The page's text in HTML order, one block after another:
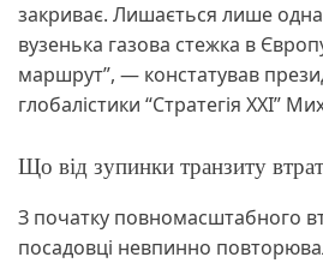
закриває. Лишається лише одна
вузенька газова стежка в
маршрут”, — констатував
глобалістики “Стратегія ХХІ”
Що від зупинки транзиту
З початку повномасштабного
посадовці невпинно